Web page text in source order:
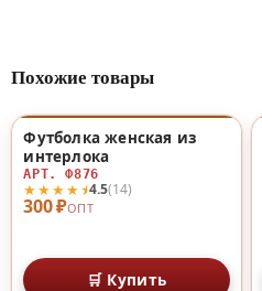
Похожие товары
300 ₽ОПТ
★★★★⯨4.5(14)
Футболка женская из
интерлока
АРТ. Ф876
🛒 Купить